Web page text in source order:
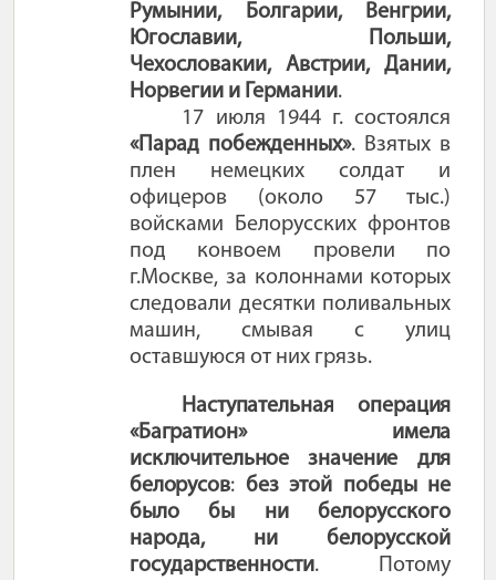
Румынии, Болгарии, Венгрии,
Югославии, Польши,
Чехословакии, Австрии, Дании,
Норвегии и Германии.
17 июля 1944 г. состоялся
«Парад побежденных». Взятых в
плен немецких солдат и
офицеров (около 57 тыс.)
войсками Белорусских фронтов
под конвоем провели по
г.Москве, за колоннами которых
следовали десятки поливальных
машин, смывая с улиц
оставшуюся от них грязь.
Наступательная
операция
«Багратион» имела
исключительное значение для
белорусов: без этой победы не
было бы ни белорусского
народа, ни белорусской
государственности. Потому